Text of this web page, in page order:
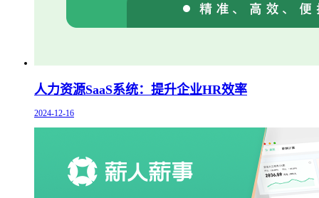
人力资源SaaS系统：提升企业HR效率
2024-12-16